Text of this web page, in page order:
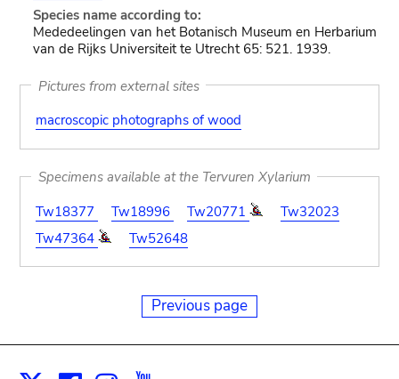
Species name according to:
Mededeelingen van het Botanisch Museum en Herbarium
van de Rijks Universiteit te Utrecht 65: 521. 1939.
Pictures from external sites
macroscopic photographs of wood
Specimens available at the Tervuren Xylarium
Tw18377
Tw18996 Tw20771
Tw32023
Tw47364
Tw52648
Previous page